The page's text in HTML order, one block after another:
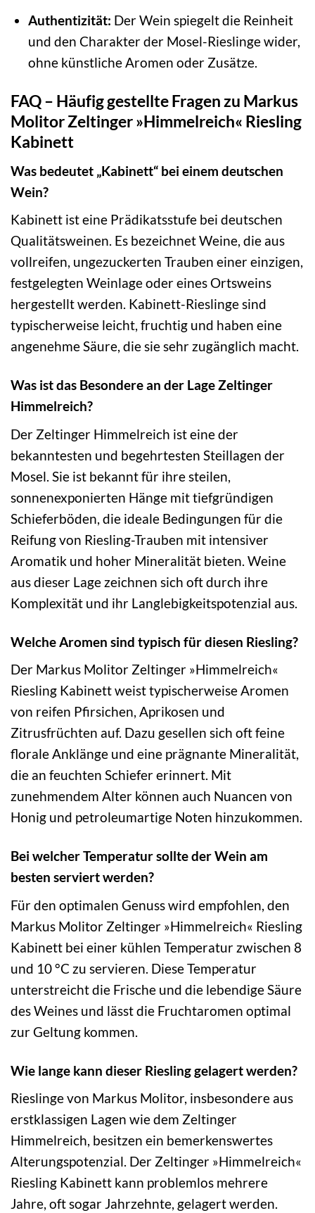
Authentizität: Der Wein spiegelt die Reinheit
und den Charakter der Mosel-Rieslinge wider,
ohne künstliche Aromen oder Zusätze.
FAQ – Häufig gestellte Fragen zu Markus
Molitor Zeltinger »Himmelreich« Riesling
Kabinett
Was bedeutet „Kabinett“ bei einem deutschen
Wein?
Kabinett ist eine Prädikatsstufe bei deutschen
Qualitätsweinen. Es bezeichnet Weine, die aus
vollreifen, ungezuckerten Trauben einer einzigen,
festgelegten Weinlage oder eines Ortsweins
hergestellt werden. Kabinett-Rieslinge sind
typischerweise leicht, fruchtig und haben eine
angenehme Säure, die sie sehr zugänglich macht.
Was ist das Besondere an der Lage Zeltinger
Himmelreich?
Der Zeltinger Himmelreich ist eine der
bekanntesten und begehrtesten Steillagen der
Mosel. Sie ist bekannt für ihre steilen,
sonnenexponierten Hänge mit tiefgründigen
Schieferböden, die ideale Bedingungen für die
Reifung von Riesling-Trauben mit intensiver
Aromatik und hoher Mineralität bieten. Weine
aus dieser Lage zeichnen sich oft durch ihre
Komplexität und ihr Langlebigkeitspotenzial aus.
Welche Aromen sind typisch für diesen Riesling?
Der Markus Molitor Zeltinger »Himmelreich«
Riesling Kabinett weist typischerweise Aromen
von reifen Pfirsichen, Aprikosen und
Zitrusfrüchten auf. Dazu gesellen sich oft feine
florale Anklänge und eine prägnante Mineralität,
die an feuchten Schiefer erinnert. Mit
zunehmendem Alter können auch Nuancen von
Honig und petroleumartige Noten hinzukommen.
Bei welcher Temperatur sollte der Wein am
besten serviert werden?
Für den optimalen Genuss wird empfohlen, den
Markus Molitor Zeltinger »Himmelreich« Riesling
Kabinett bei einer kühlen Temperatur zwischen 8
und 10 °C zu servieren. Diese Temperatur
unterstreicht die Frische und die lebendige Säure
des Weines und lässt die Fruchtaromen optimal
zur Geltung kommen.
Wie lange kann dieser Riesling gelagert werden?
Rieslinge von Markus Molitor, insbesondere aus
erstklassigen Lagen wie dem Zeltinger
Himmelreich, besitzen ein bemerkenswertes
Alterungspotenzial. Der Zeltinger »Himmelreich«
Riesling Kabinett kann problemlos mehrere
Jahre, oft sogar Jahrzehnte, gelagert werden.